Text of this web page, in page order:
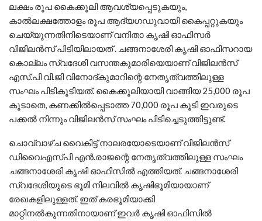
ലക്ഷം രൂപ കൈക്കൂലി ആവശ്യപ്പെടുകയും,
കാൽലക്ഷത്തോളം രൂപ ആദ്യഗഡുവായി കൈപ്പറ്റുകയും
ചെയ്യുന്നതിനിടെയാണ് വനിതാ കൃഷി ഓഫിസർ
വിജിലൻസ് പിടിയിലായത് . ചങ്ങനാശേരി കൃഷി ഓഫിസറായ
കൊല്ലം സ്വദേശി വസന്തകുമാരിയെയാണ് വിജിലൻസ്
എസ്.പി വി.ജി വിനോദ്കുമാറിന്റെ നേതൃത്വത്തിലുള്ള
സംഘം പിടികൂടിയത്. കൈക്കൂലിയായി വാങ്ങിയ 25,000 രൂപ
കൂടാതെ, കണക്കിൽപ്പെടാത്ത 70,000 രൂപ കൂടി ഇവരുടെ
പക്കൽ നിന്നും വിജിലൻസ് സംഘം പിടിച്ചെടുത്തിട്ടുണ്ട്.
ചൊവ്വാഴ്ച വൈകിട്ട് നാലരയോടെയാണ് വിജിലൻസ്
ഡിവൈഎസ്പി എൻ.രാജന്റെ നേതൃത്വത്തിലുള്ള സംഘം
ചങ്ങനാശേരി കൃഷി ഓഫിസിൽ എത്തിയത്. ചങ്ങനാശേരി
സ്വദേശിയുടെ ഭൂമി നിലവിൽ കൃഷിഭൂമിയായാണ്
രേഖകളിലുള്ളത്. ഇത് കരഭൂമിയാക്കി
മാറ്റിനൽകുന്നതിനായാണ് ഇവർ കൃഷി ഓഫിസിൽ